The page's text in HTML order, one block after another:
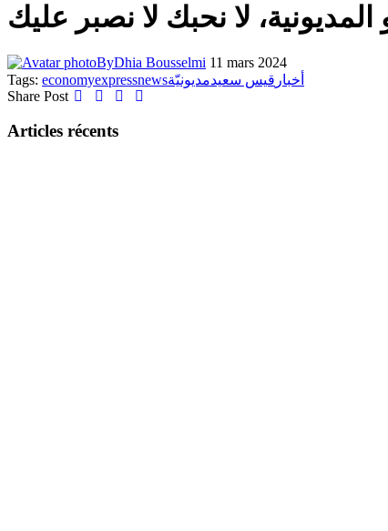
ByDhia Bousselmi 11 mars 2024
Tags: economyexpressnews أخبار قيس سعيدمديونيّة
Share Post
Articles récents